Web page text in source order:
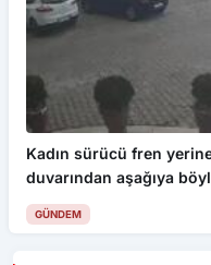
Kadın sürücü fren
duvarından aşağıya
GÜNDEM